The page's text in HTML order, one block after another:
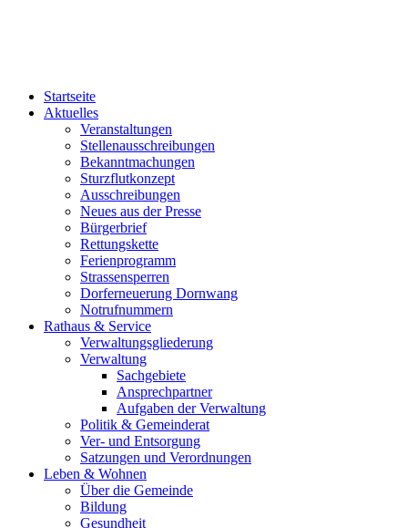
Startseite
Aktuelles
Veranstaltungen
Stellenausschreibungen
Bekanntmachungen
Sturzflutkonzept
Ausschreibungen
Neues aus der Presse
Bürgerbrief
Rettungskette
Ferienprogramm
Strassensperren
Dorferneuerung Dornwang
Notrufnummern
Rathaus & Service
Verwaltungsgliederung
Verwaltung
Sachgebiete
Ansprechpartner
Aufgaben der Verwaltung
Politik & Gemeinderat
Ver- und Entsorgung
Satzungen und Verordnungen
Leben & Wohnen
Über die Gemeinde
Bildung
Gesundheit